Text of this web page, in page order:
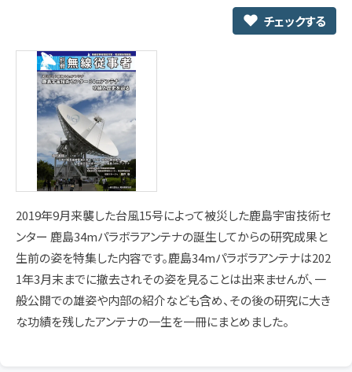
チェックする
2019年9月来襲した台風15号によって被災した鹿島宇宙技術セ
ンター 鹿島34mパラボラアンテナの誕生してからの研究成果と
生前の姿を特集した内容です。鹿島34mパラボラアンテナは202
1年3月末までに撤去されその姿を見ることは出来ませんが、一
般公開での雄姿や内部の紹介なども含め、その後の研究に大き
な功績を残したアンテナの一生を一冊にまとめました。